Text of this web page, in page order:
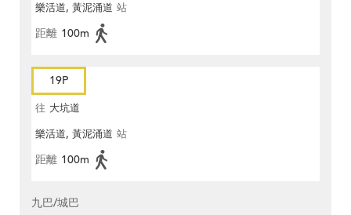
樂活道, 黃泥涌道 站
距離 100m
19P
往 大坑道
樂活道, 黃泥涌道 站
距離 100m
九巴/城巴